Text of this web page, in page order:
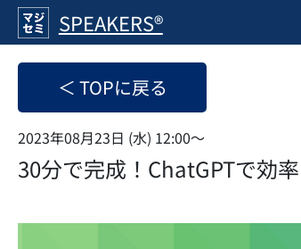
SPEAKERS®
＜ TOPに戻る
2023年08月23日 (水) 12:00〜
30分で完成！ChatGPTで効